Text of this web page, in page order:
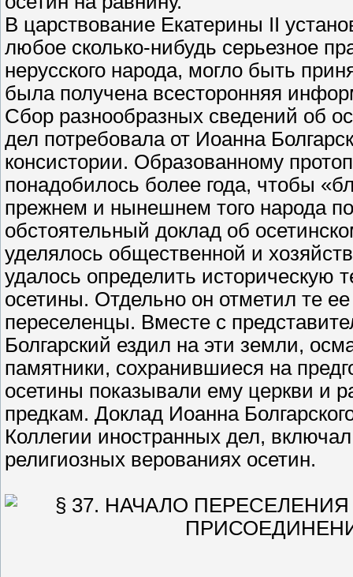
В царствование Екатерины II
любое сколько-нибудь серьезное
нерусского народа, могло быть
была получена всесторонняя
Сбор разнообразных сведений об
дел потребовала от Иоанна
консистории. Образованному
понадобилось более года, чтобы
прежнем и нынешнем того народа
обстоятельный доклад об
уделялось общественной и
удалось определить историческую
осетины. Отдельно он отметил те
переселенцы. Вместе с
Болгарский ездил на эти земли,
памятники, сохранившиеся на
осетины показывали ему церкви и
предкам. Доклад Иоанна
Коллегии иностранных дел,
религиозных верованиях осетин.